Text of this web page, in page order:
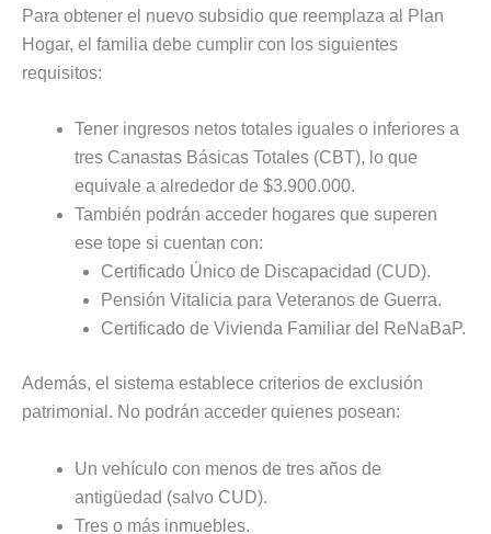
Para obtener el nuevo subsidio que reemplaza al Plan
Hogar, el familia debe cumplir con los siguientes
requisitos:
Tener ingresos netos totales iguales o inferiores a
tres Canastas Básicas Totales (CBT), lo que
equivale a alrededor de $3.900.000.
También podrán acceder hogares que superen
ese tope si cuentan con:
Certificado Único de Discapacidad (CUD).
Pensión Vitalicia para Veteranos de Guerra.
Certificado de Vivienda Familiar del ReNaBaP.
Además, el sistema establece criterios de exclusión
patrimonial. No podrán acceder quienes posean:
Un vehículo con menos de tres años de
antigüedad (salvo CUD).
Tres o más inmuebles.